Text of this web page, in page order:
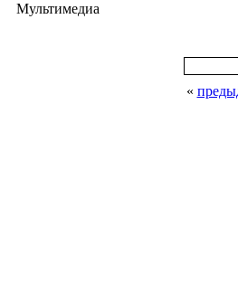
Мультимедиа
«